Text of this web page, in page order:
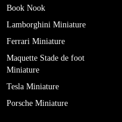
Book Nook
Lamborghini Miniature
Ferrari Miniature
Maquette Stade de foot
Miniature
Tesla Miniature
Porsche Miniature